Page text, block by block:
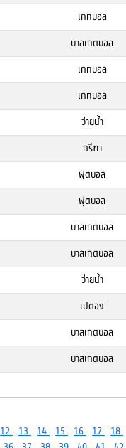
เกทบอล
บาสเกตบอล
เกทบอล
เกทบอล
ว่ายน้ำ
กรีฑา
ฟุตบอล
ฟุตบอล
บาสเกตบอล
บาสเกตบอล
ว่ายน้ำ
เปตอง
บาสเกตบอล
บาสเกตบอล
12 13 14 15 16 17 18